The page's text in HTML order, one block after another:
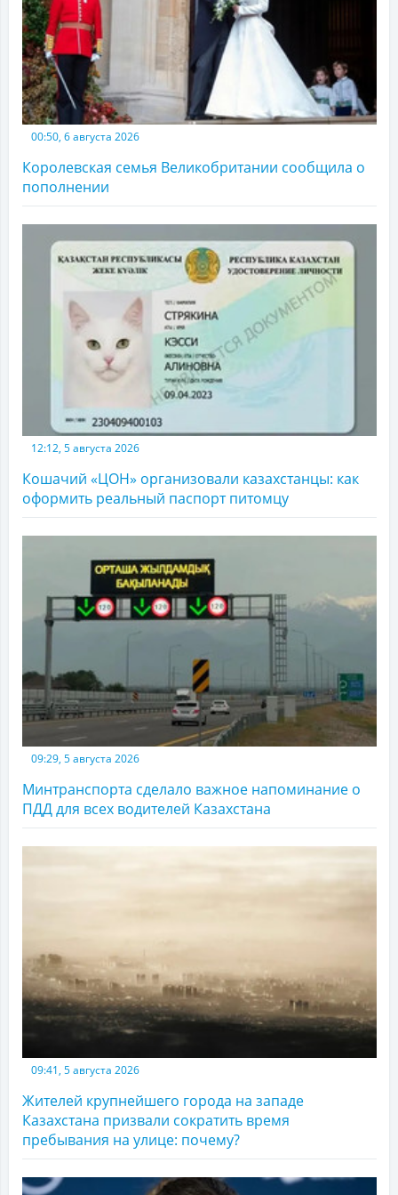
00:50, 6 августа 2026
Королевская семья Великобритании сообщила о
пополнении
12:12, 5 августа 2026
Кошачий «ЦОН» организовали казахстанцы: как
оформить реальный паспорт питомцу
09:29, 5 августа 2026
Минтранспорта сделало важное напоминание о
ПДД для всех водителей Казахстана
09:41, 5 августа 2026
Жителей крупнейшего города на западе
Казахстана призвали сократить время
пребывания на улице: почему?